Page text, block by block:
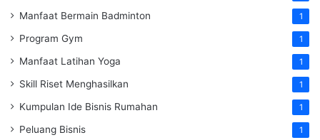
Manfaat Bermain Badminton 1
Program Gym 1
Manfaat Latihan Yoga 1
Skill Riset Menghasilkan 1
Kumpulan Ide Bisnis Rumahan 1
Peluang Bisnis 1